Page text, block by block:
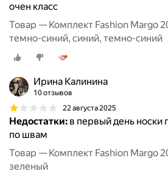
очен класс
Товар — Комплект Fashion Margo
темно-синий, синий, темно-синий
Ирина Калинина
10 отзывов
22 августа 2025
Недостатки: в первый день носки
по швам
Товар — Комплект Fashion Margo
зеленый